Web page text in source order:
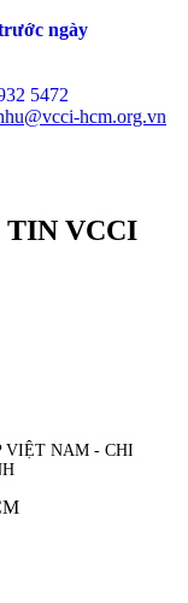
ngày
5472
hcm.org.vn
VCCI
VIỆT NAM - CHI